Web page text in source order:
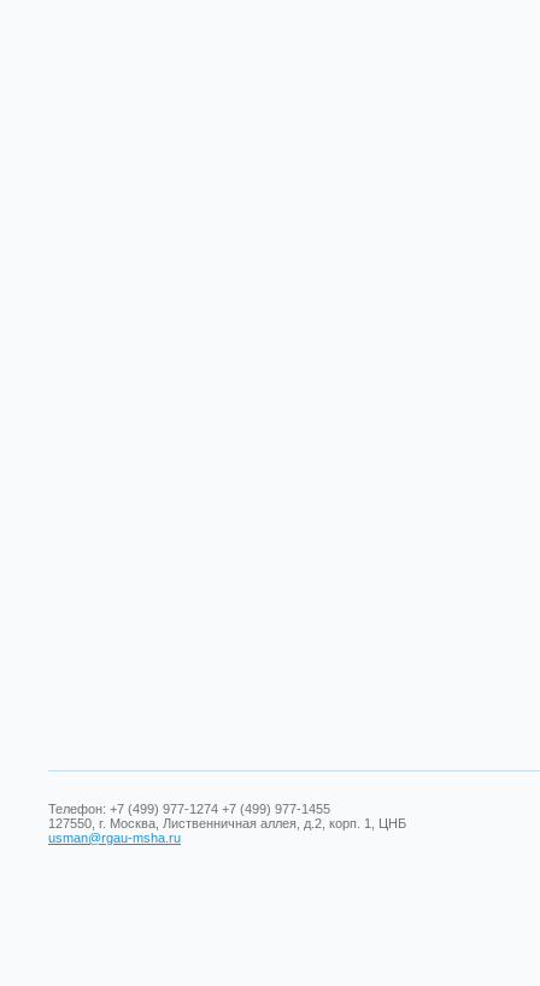
Телефон: +7 (499) 977-1274 +7 (499) 977-1455
127550, г. Москва, Лиственничная аллея, д.2, корп. 1, ЦНБ
usman@rgau-msha.ru